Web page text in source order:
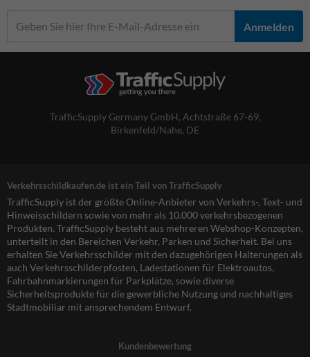
Anmelden
TrafficSupply Germany GmbH, Achtstraße 67-69,
Birkenfeld/Nahe, DE
Verkehrsschildkaufen.de ist ein Teil von TrafficSupply
TrafficSupply ist der größte Online-Anbieter von Verkehrs-, Text- und
Hinweisschildern sowie von mehr als 10.000 verkehrsbezogenen
Produkten. TrafficSupply besteht aus mehreren Webshop-Konzepten,
unterteilt in den Bereichen Verkehr, Parken und Sicherheit. Bei uns
erhalten Sie Verkehrsschilder mit den dazugehörigen Halterungen als
auch Verkehrsschilderpfosten, Ladestationen für Elektroautos,
Fahrbahnmarkierungen für Parkplätze, sowie diverse
Sicherheitsprodukte für die gewerbliche Nutzung und nachhaltiges
Stadtmobiliar mit ansprechendem Entwurf.
Kundenbewertung